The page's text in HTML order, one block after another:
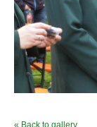
« Back to gallery